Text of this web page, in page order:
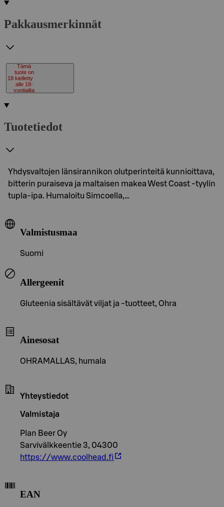
Pakkausmerkinnät
18
Tämä
tuote on
kielletty
alle 18-
vuotiailta
Tuotetiedot
Yhdysvaltojen länsirannikon olutperinteitä kunnioittava,
bitterin puraiseva ja maltaisen makea West Coast -tyylin
tupla-ipa. Humaloitu Simcoella,…
Valmistusmaa
Suomi
Allergeenit
Gluteenia sisältävät viljat ja -tuotteet, Ohra
Ainesosat
OHRAMALLAS, humala
Yhteystiedot
Valmistaja
Plan Beer Oy
Sarvivälkkeentie 3, 04300
https://www.coolhead.fi
EAN